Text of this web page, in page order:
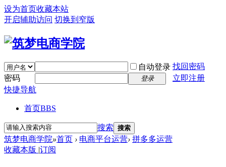
设为首页收藏本站
开启辅助访问 切换到窄版
自动登录 找回密码
密码
登录
立即注册
快捷导航
首页BBS
搜索 搜索
筑梦电商学院»首页 › 电商平台运营› 拼多多运营
收藏本版 |订阅